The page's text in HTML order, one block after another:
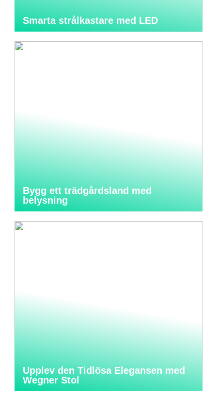
Smarta strålkastare med LED
Bygg ett trädgårdsland med
belysning
Upplev den Tidlösa Elegansen med
Wegner Stol